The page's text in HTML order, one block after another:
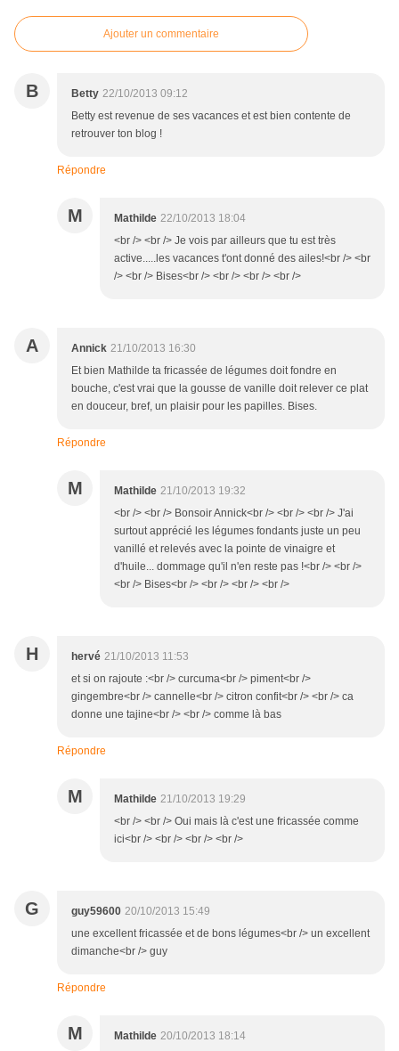
Ajouter un commentaire
B Betty 22/10/2013 09:12
Betty est revenue de ses vacances et est bien contente de
retrouver ton blog !
Répondre
M Mathilde 22/10/2013 18:04
<br /> <br /> Je vois par ailleurs que tu est très
active.....les vacances t'ont donné des ailes!<br /> <br
/> <br /> Bises<br /> <br /> <br /> <br />
A Annick 21/10/2013 16:30
Et bien Mathilde ta fricassée de légumes doit fondre en
bouche, c'est vrai que la gousse de vanille doit relever ce plat
en douceur, bref, un plaisir pour les papilles. Bises.
Répondre
M Mathilde 21/10/2013 19:32
<br /> <br /> Bonsoir Annick<br /> <br /> <br /> J'ai
surtout apprécié les légumes fondants juste un peu
vanillé et relevés avec la pointe de vinaigre et
d'huile... dommage qu'il n'en reste pas !<br /> <br />
<br /> Bises<br /> <br /> <br /> <br />
H hervé 21/10/2013 11:53
et si on rajoute :<br /> curcuma<br /> piment<br />
gingembre<br /> cannelle<br /> citron confit<br /> <br /> ca
donne une tajine<br /> <br /> comme là bas
Répondre
M Mathilde 21/10/2013 19:29
<br /> <br /> Oui mais là c'est une fricassée comme
ici<br /> <br /> <br /> <br />
G guy59600 20/10/2013 15:49
une excellent fricassée et de bons légumes<br /> un excellent
dimanche<br /> guy
Répondre
M Mathilde 20/10/2013 18:14